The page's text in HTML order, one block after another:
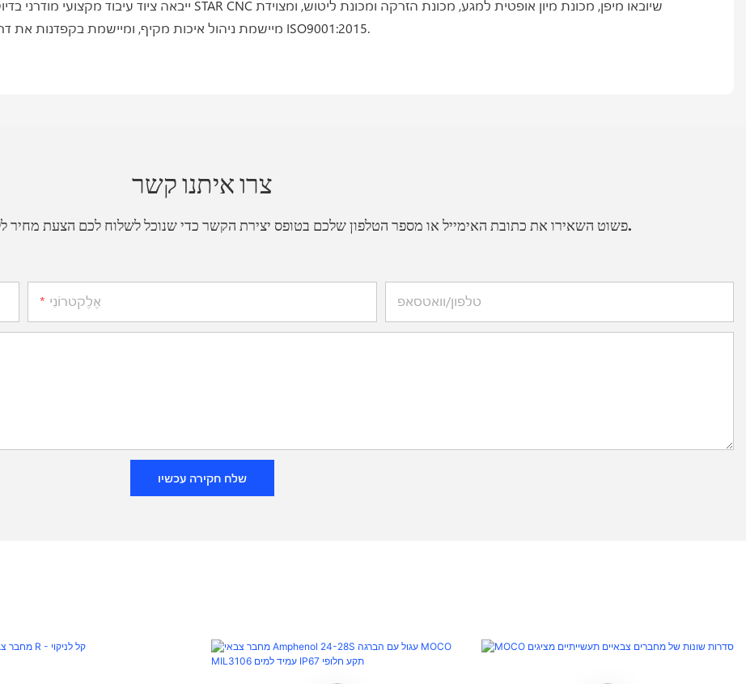
באנשי מקצוע ובצוות ניהול. MOCO מיישמת ניהול איכות מקיף, ומיישמת בקפדנות את דרישות ניהול האיכות ISO9001:2015.
צרו איתנו קשר
פשוט השאירו את כתובת האימייל או מספר הטלפון שלכם בטופס יצירת הקשר כדי שנוכל לשלוח לכם הצעת מחיר ללא עלות עבור מגוון רחב של עיצובים שלנו.
אֶלֶקטרוֹנִי טלפון/וואטסאפ
שלח חקירה עכשיו